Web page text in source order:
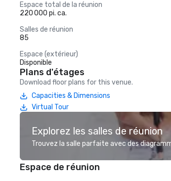
Espace total de la réunion
220 000 pi. ca.
Salles de réunion
85
Espace (extérieur)
Disponible
Plans d'étages
Download floor plans for this venue.
Capacities & Dimensions
Virtual Tour
Explorez les salles de réunion
Trouvez la salle parfaite avec des
Espace de réunion